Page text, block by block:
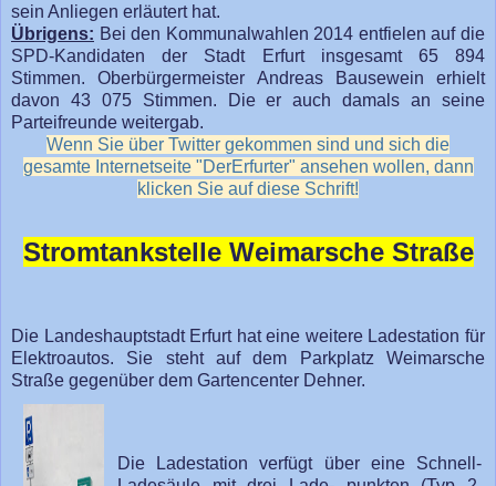
sein Anliegen erläutert hat.
Übrigens: Bei den Kommunalwahlen 2014 entfielen auf die
SPD-Kandidaten der Stadt Erfurt insgesamt 65 894
Stimmen. Oberbürgermeister Andreas Bausewein erhielt
davon 43 075 Stimmen. Die er auch damals an seine
Parteifreunde weitergab.
Wenn Sie über Twitter gekommen sind und sich die
gesamte Internetseite "DerErfurter" ansehen wollen, dann
klicken Sie auf diese Schrift!
Stromtankstelle Weimarsche Straße
Die Landeshauptstadt Erfurt hat eine weitere Ladestation für
Elektroautos. Sie steht auf dem Parkplatz Weimarsche
Straße gegenüber dem Gartencenter Dehner.
Die Ladestation verfügt über eine Schnell-